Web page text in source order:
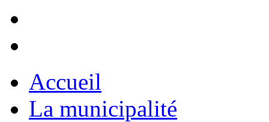
Accueil
La municipalité